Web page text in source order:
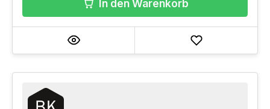
In den Warenkorb